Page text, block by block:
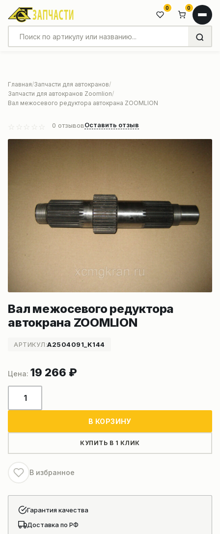
0 0
Главная Запчасти для автокранов
Запчасти для автокранов Zoomlion
Вал межосевого редуктора автокрана ZOOMLION
0 отзывовОставить отзыв
Вал межосевого редуктора
автокрана ZOOMLION
АРТИКУЛ:A2504091_K144
19 266 ₽
товара
автокрана
ZOOMLION
В КОРЗИНУ
КУПИТЬ В 1 КЛИК
В избранное
Гарантия качества
Доставка по РФ